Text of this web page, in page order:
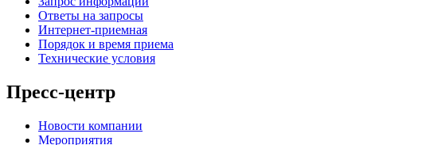
Ответы на запросы
Интернет-приемная
Порядок и время приема
Технические условия
Пресс-центр
Новости компании
Мероприятия